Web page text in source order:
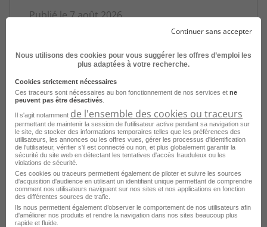
Publié le 7 août 2026
Animateur Commercial H/F
Dammarie-les-Lys - 77
123 Pare-Brise
Continuer sans accepter
Nous utilisons des cookies pour vous suggérer les offres d’emploi les
plus adaptées à votre recherche.
Cookies strictement nécessaires
Ces traceurs sont nécessaires au bon fonctionnement de nos services et ne
peuvent pas être désactivés
Il s'agit notamment de l'ensemble des cookies ou traceurs
permettant de maintenir la session de l'utilisateur active pendant sa navigation sur
le site, de stocker des informations temporaires telles que les préférences des
utilisateurs, les annonces ou les offres vues, gérer les processus d'identification
de l'utilisateur, vérifier s'il est connecté ou non, et plus globalement garantir la
sécurité du site web en détectant les tentatives d'accès frauduleux ou les
violations de sécurité.
Ces cookies ou traceurs permettent également de piloter et suivre les sources
d'acquisition d'audience en utilisant un identifiant unique permettant de comprendre
comment nos utilisateurs naviguent sur nos sites et nos applications en fonction
des différentes sources de trafic.
Ils nous permettent également d’observer le comportement de nos utilisateurs afin
d'améliorer nos produits et rendre la navigation dans nos sites beaucoup plus
rapide et fluide.